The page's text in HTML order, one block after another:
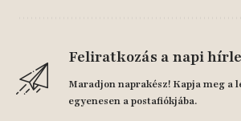
Feliratkozás a napi
Maradjon naprakész! Kapja meg a
egyenesen a postafiókjába.